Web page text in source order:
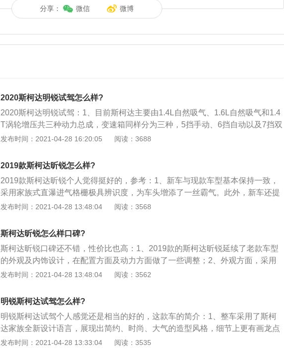
分享： 微信 微博
2020斯柯达明锐试驾怎么样?
2020斯柯达明锐试驾：1、目前斯柯达主要由1.4L自然吸气、1.6L自然吸气和1.4
T涡轮增压共三种动力总成，变速箱同样分为三种，5挡手动、6挡自动以及7挡双
离合变速箱；2、这套动力系统虽然在大众旗下的车型也都有使用，比如大众PO
元-11.99万元，价格至少以现在的眼光来看着实不便宜，但是市场上目前能给出
一些优惠，如此来看的话，价格还是比较给力的，也是一款务实派的紧凑型车。
发布时间：2021-04-28 16:20:05 阅读：3688
2019款斯柯达昕锐怎么样?
2019款斯柯达昕锐个人觉得挺好的，参考：1、新车与现款车型基本保持一致，
采用家族式直瀑进气格栅极具辨识度，为车头增添了一丝霸气。此外，新车还提
供两种轮圈供消费者选择，分别为14英寸以及16英寸，其中14英寸轮圈材质为钢
有LED日间行车灯，视觉效果不错；2、新车与现款车型保持一致，并提供炫黑
以及米黑两种配色，整体更加偏向家用的设计。值得一提的是，三款高配车型提
供中央扶手储物格，实用性提升明显。安全配置方面，部分车型提供提供胎压监
测、坡道辅助、倒车雷达等，诚意满满；3、新车搭载1.5L自然吸气发动机，但是
具体数据还并未透露，我们爱卡汽车将持续关注。传动部分，与之匹配5速手动
发布时间：2021-04-28 13:48:04 阅读：3568
斯柯达昕锐怎么样口碑?
斯柯达昕锐口碑还不错，性价比也高：1、2019款的斯柯达昕锐延续了老款车型
的外观及内饰设计，在配置方面及动力方面做了一些调整；2、外观方面，采用
了家族式直瀑进气格栅，在下格栅和车窗下沿部分融入了镀铬饰条的装饰；3、
格；4、动力方面，新车将搭载一台EA2111.5L自然吸气发动机，该款发动机的最
大功率为85kW，最大扭矩为150N·m；5、传动方面，与之匹配的是6速手自一体
变速箱。百公里综合工况油耗为5.5L，百公里加速为12.6s，最高车速可达185km
\/h。
发布时间：2021-04-28 13:48:04 阅读：3562
明锐斯柯达试驾怎么样?
明锐斯柯达试驾个人感觉还是相当的好的，这款车的简介：1、整车采用了斯柯
达家族全新设计语言，展现出简约、时尚、大气的造型风格，细节上更有画龙点
睛的精致点缀；2、其中最引人注目的莫过于一体式琉黑全景天窗，黑色元素从
发布时间：2021-04-28 13:33:04 阅读：3535